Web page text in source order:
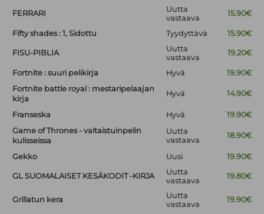
FERRARI
Uutta
vastaava
15.90€
Fifty shades : 1, Sidottu Tyydyttävä 15.90€
FISU-PIBLIA
Uutta
vastaava
19.20€
Fortnite : suuri pelikirja Hyvä
19.90€
Fortnite battle royal : mestaripelaajan
kirja
Hyvä 14.90€
Franseska Hyvä
19.90€
Game of Thrones - valtaistuinpelin
kulisseissa
Uutta
vastaava
18.90€
Gekko Uusi 19.90€
GL SUOMALAISET KESÄKODIT -KIRJA
Uutta
vastaava
19.80€
Grillatun kera
Uutta
vastaava
19.90€